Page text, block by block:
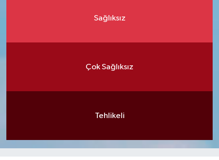
Sağlıksız
Çok Sağlıksız
Tehlikeli